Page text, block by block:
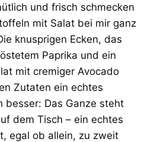
und frisch schmecken
mit Salat bei mir ganz
knusprigen Ecken, das
Paprika und ein
mit cremiger Avocado
Zutaten ein echtes
besser: Das Ganze steht
dem Tisch – ein echtes
egal ob allein, zu zweit